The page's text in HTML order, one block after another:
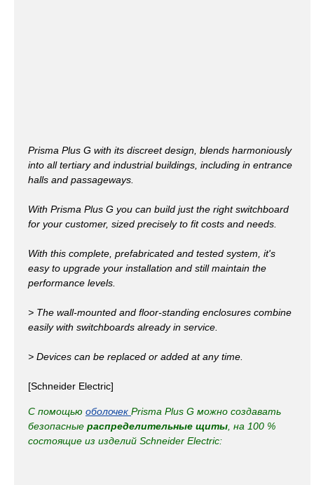
Prisma Plus G with its discreet design, blends harmoniously
into all tertiary and industrial buildings, including in entrance
halls and passageways.
With Prisma Plus G you can build just the right switchboard
for your customer, sized precisely to fit costs and needs.
With this complete, prefabricated and tested system, it's
easy to upgrade your installation and still maintain the
performance levels.
> The wall-mounted and floor-standing enclosures combine
easily with switchboards already in service.
> Devices can be replaced or added at any time.
[Schneider Electric]
С помощью оболочек Prisma Plus G можно создавать
безопасные распределительные щиты , на 100 %
состоящие из изделий Schneider Electric: